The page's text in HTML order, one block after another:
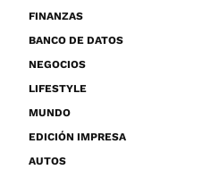
FINANZAS
BANCO DE DATOS
NEGOCIOS
LIFESTYLE
MUNDO
EDICIÓN IMPRESA
AUTOS